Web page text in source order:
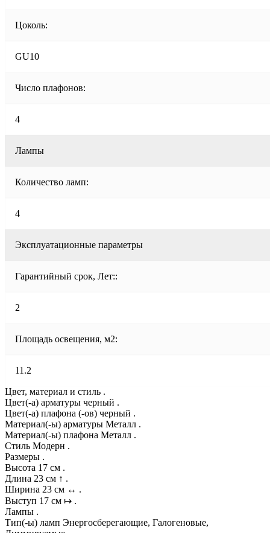
Цоколь:
GU10
Число плафонов:
4
Лампы
Количество ламп:
4
Эксплуатационные параметры
Гарантийный срок, Лет::
2
Площадь освещения, м2:
11.2
Цвет, материал и стиль .
Цвет(-а) арматуры черный .
Цвет(-а) плафона (-ов) черный .
Материал(-ы) арматуры Металл .
Материал(-ы) плафона Металл .
Стиль Модерн .
Размеры .
Высота 17 см .
Длина 23 см ↑ .
Ширина 23 см ↔ .
Выступ 17 см ↦ .
Лампы .
Тип(-ы) ламп Энергосберегающие, Галогеновые,